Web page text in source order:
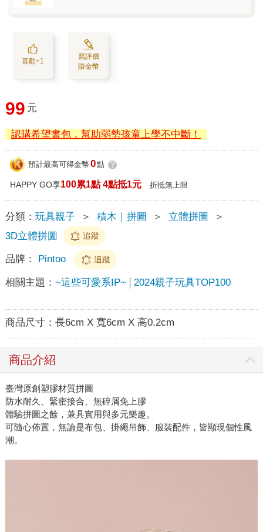
喜歡+1
寫評價
賺金幣
99 元
認購希望書包，幫助弱勢孩童上學不中斷！
預計最高可得金幣 0點 ?
HAPPY GO享100累1點 4點抵1元 折抵無上限
分類： 玩具親子 ＞ 積木｜拼圖 ＞ 立體拼圖
＞
3D立體拼圖
追蹤
品牌： Pintoo 追蹤
相關主題： ~這些可愛系IP~ 2024親子玩具TOP100
商品尺寸： 長6cm X 寬6cm X 高0.2cm
商品介紹
臺灣原創塑膠材質拼圖
防水耐久、緊密接合、無碎屑免上膠
體驗拼圖之餘，兼具實用與多元樂趣。
可隨心佈置，無論是布包、掛繩吊飾、服裝配件，皆顯現個性風
潮。